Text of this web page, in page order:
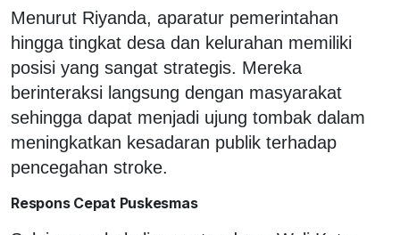
Menurut Riyanda, aparatur pemerintahan
hingga tingkat desa dan kelurahan memiliki
posisi yang sangat strategis. Mereka
berinteraksi langsung dengan masyarakat
sehingga dapat menjadi ujung tombak dalam
meningkatkan kesadaran publik terhadap
pencegahan stroke.
Respons Cepat Puskesmas